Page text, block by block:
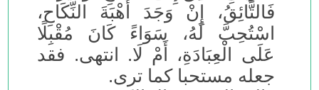
فَالتَّائِقُ، إِنْ وَجَدَ أُهْبَةَ النِّكَاحِ،
اسْتُحِبَّ لَهُ، سَوَاءً كَانَ مُقْبِلًا
عَلَى الْعِبَادَةِ، أَمْ لَا. انتهى. فقد
جعله مستحبا كما ترى.